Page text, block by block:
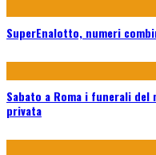
SuperEnalotto, numeri
Sabato a Roma i funerali
privata